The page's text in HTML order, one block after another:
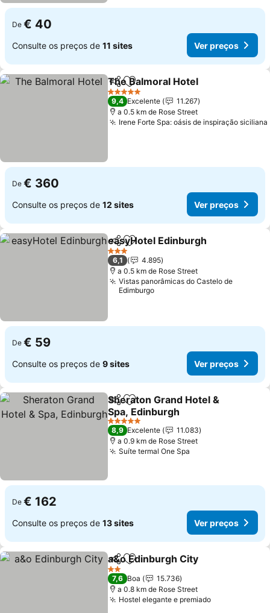
De € 40
Consulte os preços de 11 sites Ver preços
PartilharAdicionar aos favoritos
The Balmoral Hotel
5 Estrelas
9,4 Excelente
11.267
a 0.5 km de Rose Street
Irene Forte Spa: oásis de inspiração siciliana
De € 360
Consulte os preços de 12 sites Ver preços
PartilharAdicionar aos favoritos
easyHotel Edinburgh
3 Estrelas
6,1
4.895
a 0.5 km de Rose Street
Vistas panorâmicas do Castelo de
Edimburgo
De € 59
Consulte os preços de 9 sites Ver preços
PartilharAdicionar aos favoritos
Sheraton Grand Hotel &
Spa, Edinburgh
5 Estrelas
8,9 Excelente
11.083
a 0.9 km de Rose Street
Suíte termal One Spa
De € 162
Consulte os preços de 13 sites Ver preços
PartilharAdicionar aos favoritos
a&o Edinburgh City
2 Estrelas
7,6 Boa
15.736
a 0.8 km de Rose Street
Hostel elegante e premiado